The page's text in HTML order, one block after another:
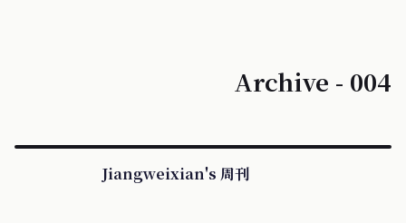
Archive - 004
Jiangweixian's 周刊